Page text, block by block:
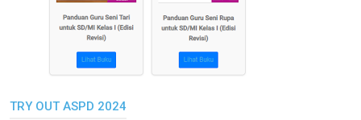
TRY OUT ASPD 2024